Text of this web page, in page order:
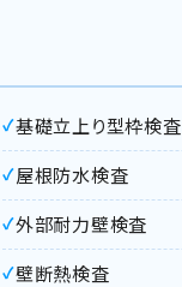
基礎立上り型枠検査
屋根防水検査
外部耐力壁検査
壁断熱検査